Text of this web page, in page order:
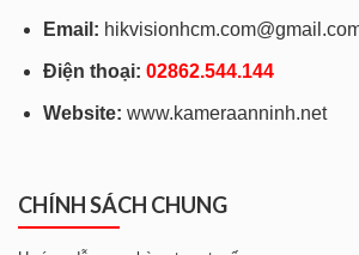
Email:
Điện thoại: 02862.544.144
Website: www.kameraanninh.net
CHÍNH SÁCH CHUNG